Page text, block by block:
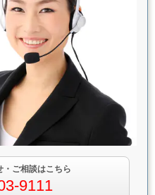
・ご相談はこちら
9111